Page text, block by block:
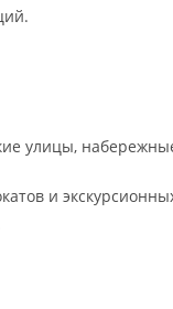
улицы,
и